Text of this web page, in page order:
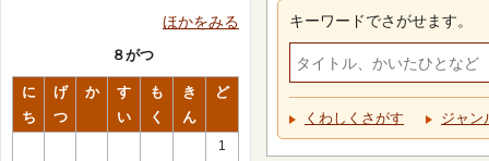
ほかをみる
８がつ
に
ち
げ
つ
か
す
い
も
く
き
ん
ど
1
キーワードでさがせます。
くわしくさがす ジャン